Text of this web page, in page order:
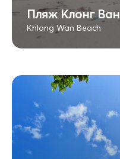
Пляж Клонг Ван
Khlong Wan Beach